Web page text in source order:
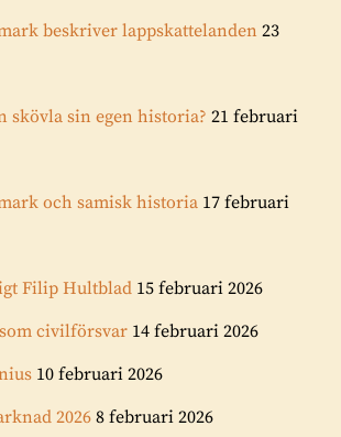
beskriver lappskattelanden 23
skövla sin egen historia? 21 februari
och samisk historia 17 februari
Filip Hultblad 15 februari 2026
civilförsvar 14 februari 2026
10 februari 2026
2026 8 februari 2026